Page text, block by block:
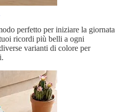
perfetto per iniziare la giornata
ricordi più belli a ogni
varianti di colore per